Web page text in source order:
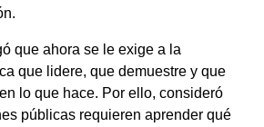
que ahora se le exige a la
que lidere, que demuestre y que
lo que hace. Por ello, consideró
públicas requieren aprender qué